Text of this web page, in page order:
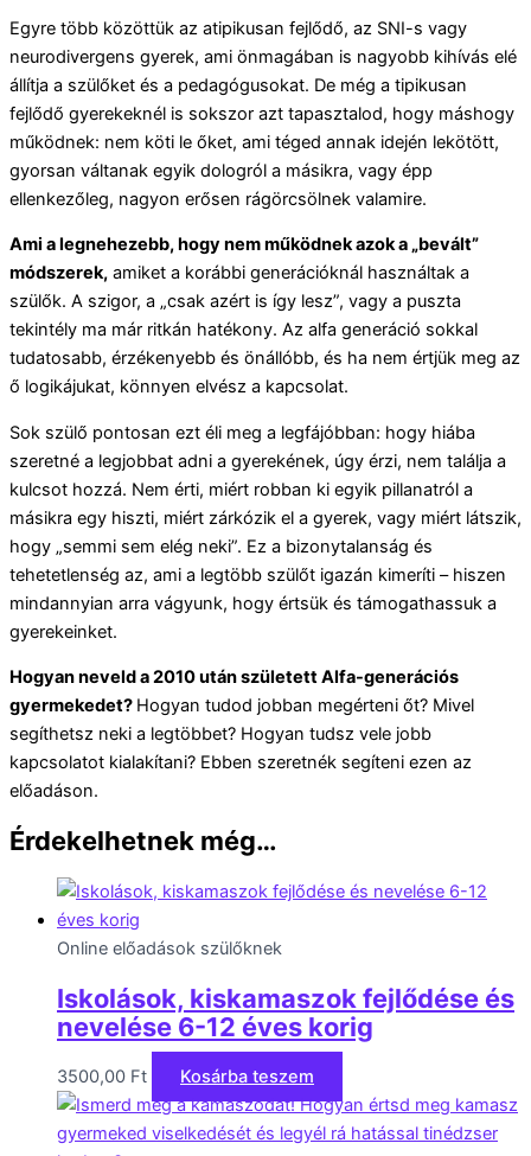
Egyre több közöttük az atipikusan fejlődő, az SNI-s vagy
neurodivergens gyerek, ami önmagában is nagyobb kihívás elé
állítja a szülőket és a pedagógusokat. De még a tipikusan
fejlődő gyerekeknél is sokszor azt tapasztalod, hogy máshogy
működnek: nem köti le őket, ami téged annak idején lekötött,
gyorsan váltanak egyik dologról a másikra, vagy épp
ellenkezőleg, nagyon erősen rágörcsölnek valamire.
Ami a legnehezebb, hogy nem működnek azok a „bevált”
módszerek, amiket a korábbi generációknál használtak a
szülők. A szigor, a „csak azért is így lesz”, vagy a puszta
tekintély ma már ritkán hatékony. Az alfa generáció sokkal
tudatosabb, érzékenyebb és önállóbb, és ha nem értjük meg az
ő logikájukat, könnyen elvész a kapcsolat.
Sok szülő pontosan ezt éli meg a legfájóbban: hogy hiába
szeretné a legjobbat adni a gyerekének, úgy érzi, nem találja a
kulcsot hozzá. Nem érti, miért robban ki egyik pillanatról a
másikra egy hiszti, miért zárkózik el a gyerek, vagy miért látszik,
hogy „semmi sem elég neki”. Ez a bizonytalanság és
tehetetlenség az, ami a legtöbb szülőt igazán kimeríti – hiszen
mindannyian arra vágyunk, hogy értsük és támogathassuk a
gyerekeinket.
Hogyan neveld a 2010 után született Alfa-generációs
gyermekedet? Hogyan tudod jobban megérteni őt? Mivel
segíthetsz neki a legtöbbet? Hogyan tudsz vele jobb
kapcsolatot kialakítani? Ebben szeretnék segíteni ezen az
előadáson.
Érdekelhetnek még…
Online előadások szülőknek
Iskolások, kiskamaszok fejlődése és
nevelése 6-12 éves korig
3500,00 Ft Kosárba teszem